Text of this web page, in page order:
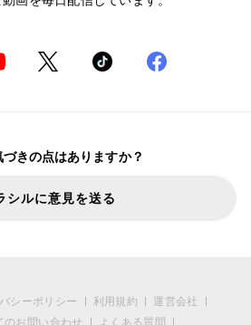
きの点はありますか？
シルに意見を送る
シーポリシー 利用規約
運営会社
のお問い合わせ
よくある質問